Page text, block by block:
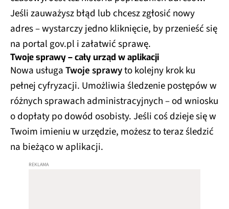
Jeśli zauważysz błąd lub chcesz zgłosić nowy
adres – wystarczy jedno kliknięcie, by przenieść się
na portal gov.pl i załatwić sprawę.
Twoje sprawy – cały urząd w aplikacji
Nowa usługaTwoje sprawyto kolejny krok ku
pełnej cyfryzacji. Umożliwia śledzenie postępów w
różnych sprawach administracyjnych – od wniosku
o dopłaty po dowód osobisty. Jeśli coś dzieje się w
Twoim imieniu w urzędzie, możesz to teraz śledzić
na bieżąco w aplikacji.